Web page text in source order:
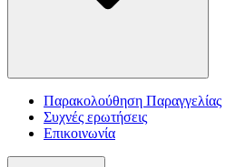
Παρακολούθηση Παραγγελίας
Συχνές ερωτήσεις
Επικοινωνία